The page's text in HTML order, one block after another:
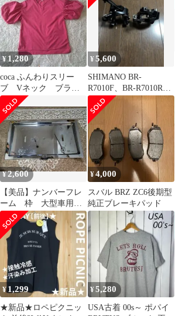
¥ 1,280
coca ふんわりスリー
ブ Vネック ブラウ
ス ピンク L
¥5,600
SHIMANO BR-
R7010F、BR-R7010RS
セット
¥2,600
【美品】ナンバーフレ
ーム 枠 大型車用
日野 1枚
¥4,000
スバル BRZ ZC6後期型
純正ブレーキパッド
¥ 1,299
★新品★ロペピクニッ
¥5,280
USA古着 00s～ ポパイ